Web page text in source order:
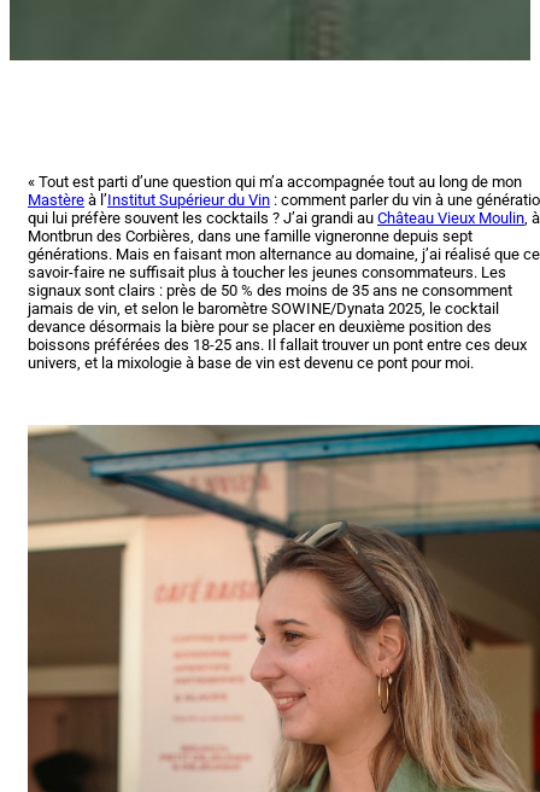
« Tout est parti d’une question qui m’a accompagnée tout au long de mon
Mastère à l’Institut Supérieur du Vin : comment parler du vin à une
qui lui préfère souvent les cocktails ? J’ai grandi au Château Vieux Moulin, à
Montbrun des Corbières, dans une famille vigneronne depuis sept
générations. Mais en faisant mon alternance au domaine, j’ai réalisé que ce
savoir-faire ne suffisait plus à toucher les jeunes consommateurs. Les
signaux sont clairs : près de 50 % des moins de 35 ans ne consomment
jamais de vin, et selon le baromètre SOWINE/Dynata 2025, le cocktail
devance désormais la bière pour se placer en deuxième position des
boissons préférées des 18-25 ans. Il fallait trouver un pont entre ces deux
univers, et la mixologie à base de vin est devenu ce pont pour moi.